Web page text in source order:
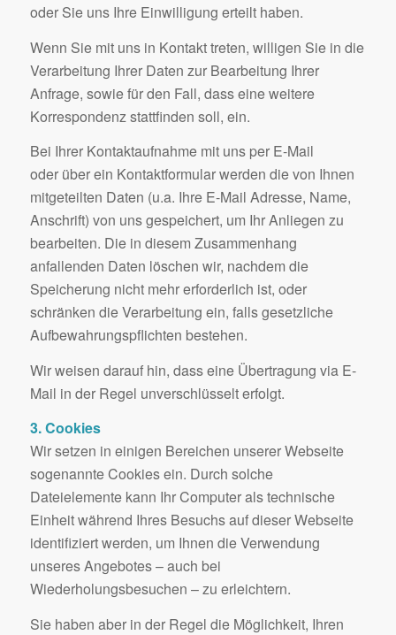
oder Sie uns Ihre Einwilligung erteilt haben.
Wenn Sie mit uns in Kontakt treten, willigen Sie in die
Verarbeitung Ihrer Daten zur Bearbeitung Ihrer
Anfrage, sowie für den Fall, dass eine weitere
Korrespondenz stattfinden soll, ein.
Bei Ihrer Kontaktaufnahme mit uns per E-Mail
oder über ein Kontaktformular werden die von Ihnen
mitgeteilten Daten (u.a. Ihre E-Mail Adresse, Name,
Anschrift) von uns gespeichert, um Ihr Anliegen zu
bearbeiten. Die in diesem Zusammenhang
anfallenden Daten löschen wir, nachdem die
Speicherung nicht mehr erforderlich ist, oder
schränken die Verarbeitung ein, falls gesetzliche
Aufbewahrungspflichten bestehen.
Wir weisen darauf hin, dass eine Übertragung via E-
Mail in der Regel unverschlüsselt erfolgt.
3. Cookies
Wir setzen in einigen Bereichen unserer Webseite
sogenannte Cookies ein. Durch solche
Dateielemente kann Ihr Computer als technische
Einheit während Ihres Besuchs auf dieser Webseite
identifiziert werden, um Ihnen die Verwendung
unseres Angebotes – auch bei
Wiederholungsbesuchen – zu erleichtern.
Sie haben aber in der Regel die Möglichkeit, Ihren